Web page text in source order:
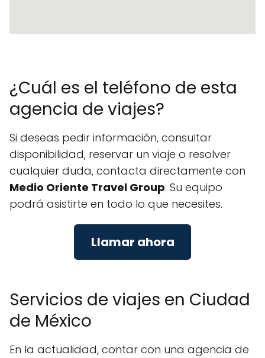
¿Cuál es el teléfono de esta
agencia de viajes?
Si deseas pedir información, consultar
disponibilidad, reservar un viaje o resolver
cualquier duda, contacta directamente con
Medio Oriente Travel Group. Su equipo
podrá asistirte en todo lo que necesites.
Llamar ahora
Servicios de viajes en Ciudad
de México
En la actualidad, contar con una agencia de